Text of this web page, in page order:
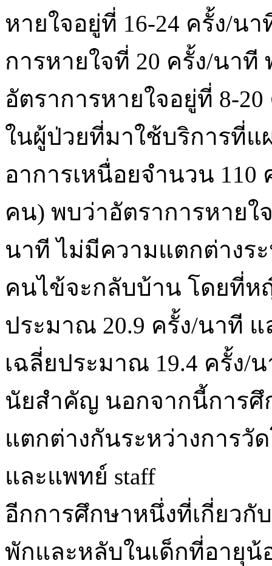
หายใจอยู่ที่ 16-24 ครั้ง/น
การหายใจที่ 20 ครั้ง/นา
อัตราการหายใจอยู่ที่ 8-
ในผู้ป่วยที่มาใช้บริการที่
อาการเหนื่อยจำนวน
คน) พบว่าอัตราการหายใ
นาที ไม่มีความแตกต่างร
คนไข้จะกลับบ้าน โดยที่ห
ประมาณ 20.9 ครั้ง/นาที
เฉลี่ยประมาณ 19.4 ครั้ง/
นัยสำคัญ นอกจากนี้การศึ
แตกต่างกันระหว่างการวั
และแพทย์ staff
อีกการศึกษาหนึ่งที่เกี่ยวกับ
พักและหลับในเด็กที่อายุน้อ